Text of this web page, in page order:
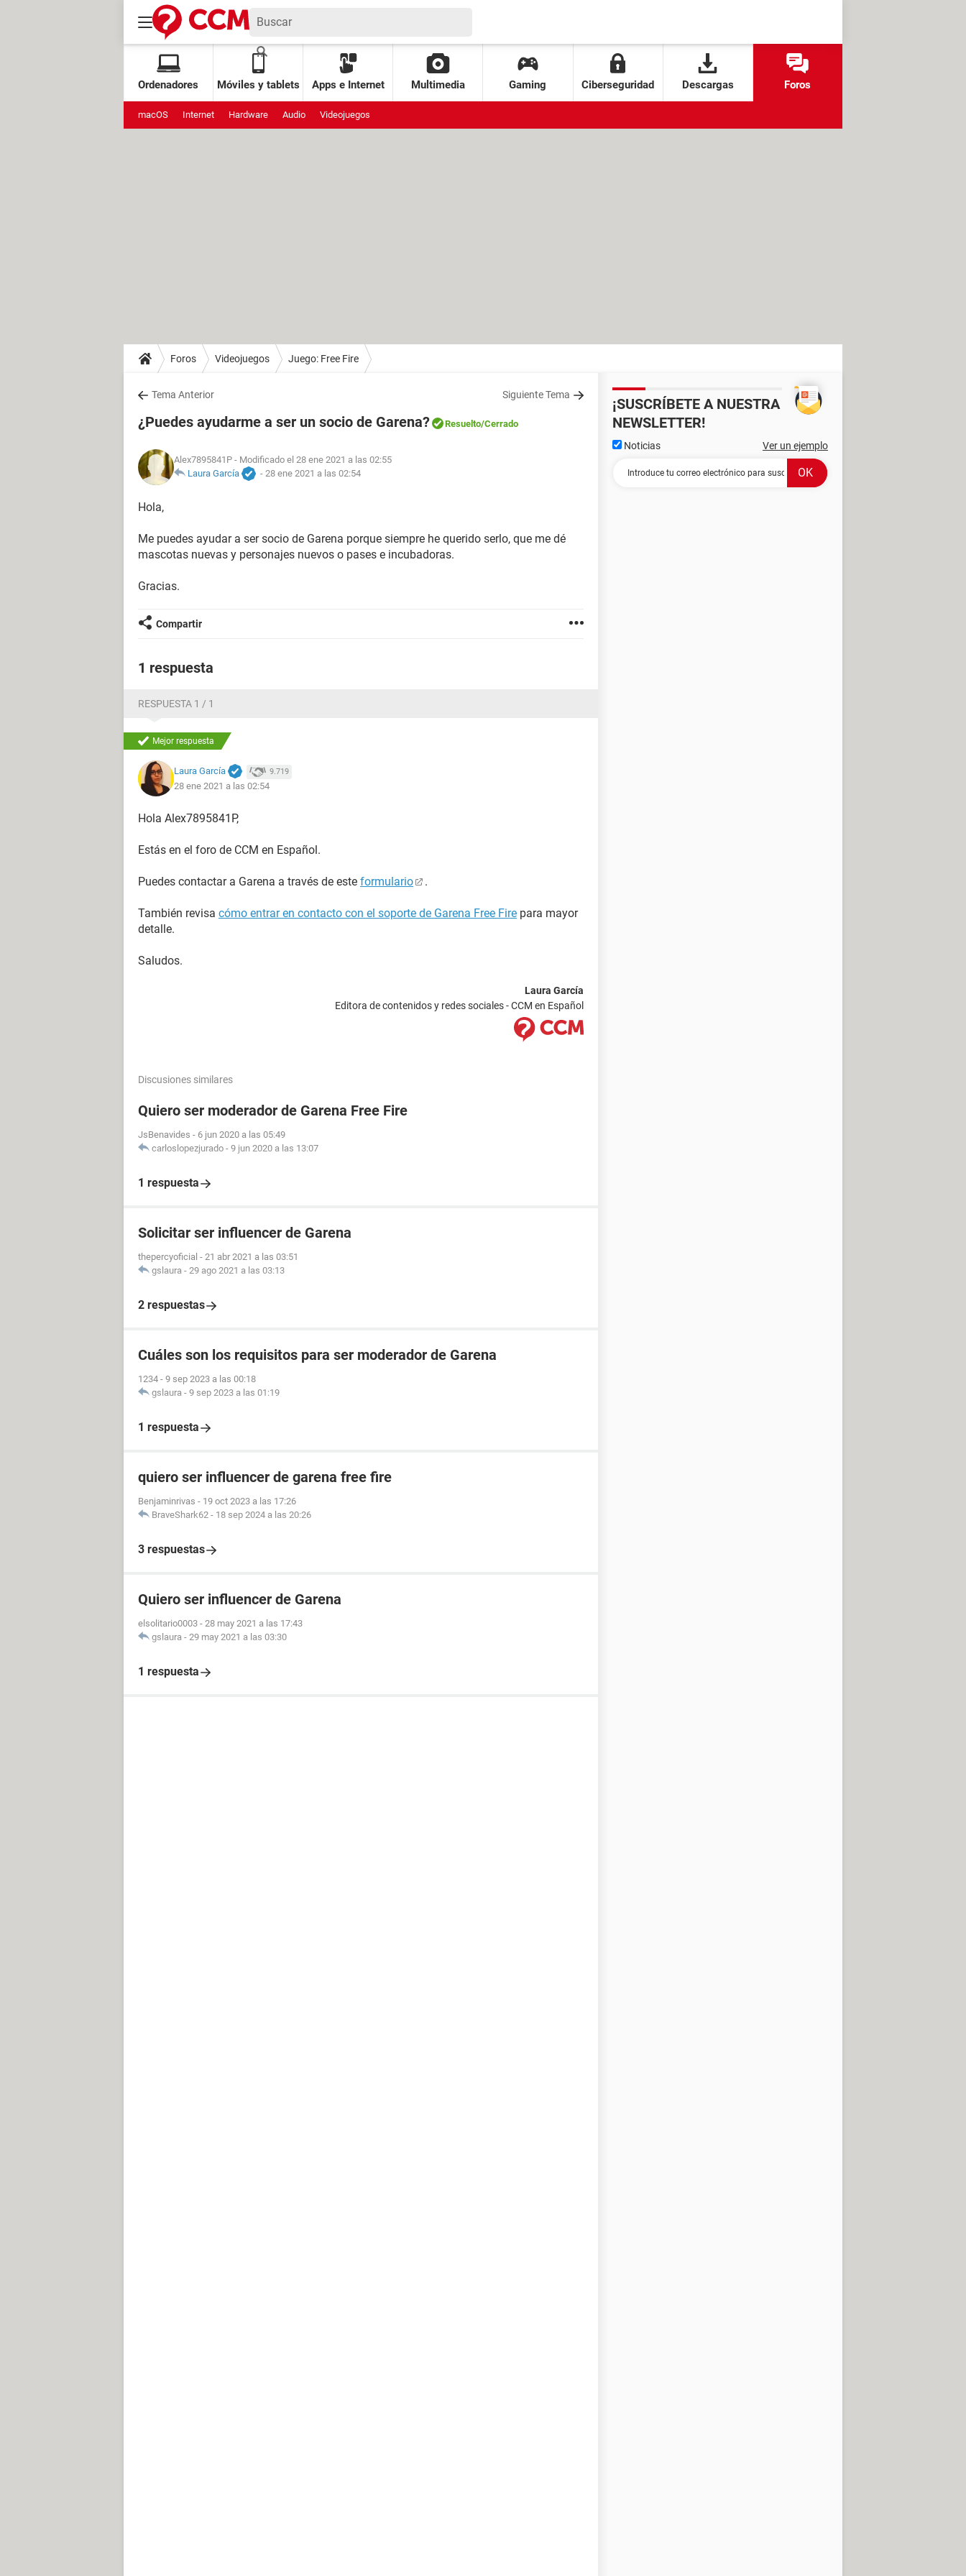
Ordenadores Móviles y tablets Apps e Internet Multimedia Gaming Ciberseguridad Descargas Foros
macOS Internet Hardware Audio Videojuegos
Foros Videojuegos Juego: Free Fire
Tema Anterior Siguiente Tema
¿Puedes ayudarme a ser un socio de Garena? Resuelto/Cerrado
Alex7895841P - Modificado el 28 ene 2021 a las 02:55
Laura García
- 28 ene 2021 a las 02:54
Hola,
Me puedes ayudar a ser socio de Garena porque siempre he querido serlo, que me dé
mascotas nuevas y personajes nuevos o pases e incubadoras.
Gracias.
Compartir
1 respuesta
RESPUESTA 1 / 1
Mejor respuesta
Laura García 9.719
28 ene 2021 a las 02:54
Hola Alex7895841P,
Estás en el foro de CCM en Español.
Puedes contactar a Garena a través de este formulario .
También revisa cómo entrar en contacto con el soporte de Garena Free Fire para mayor
detalle.
Saludos.
Laura García
Editora de contenidos y redes sociales - CCM en Español
Discusiones similares
Quiero ser moderador de Garena Free Fire
JsBenavides - 6 jun 2020 a las 05:49
carloslopezjurado - 9 jun 2020 a las 13:07
1 respuesta
Solicitar ser influencer de Garena
thepercyoficial - 21 abr 2021 a las 03:51
gslaura - 29 ago 2021 a las 03:13
2 respuestas
Cuáles son los requisitos para ser moderador de Garena
1234 - 9 sep 2023 a las 00:18
gslaura - 9 sep 2023 a las 01:19
1 respuesta
quiero ser influencer de garena free fire
Benjaminrivas - 19 oct 2023 a las 17:26
BraveShark62 - 18 sep 2024 a las 20:26
3 respuestas
Quiero ser influencer de Garena
elsolitario0003 - 28 may 2021 a las 17:43
gslaura - 29 may 2021 a las 03:30
1 respuesta
¡SUSCRÍBETE A NUESTRA
NEWSLETTER!
Noticias Ver un ejemplo